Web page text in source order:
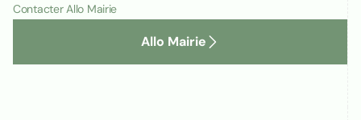
Contacter Allo Mairie
Allo Mairie